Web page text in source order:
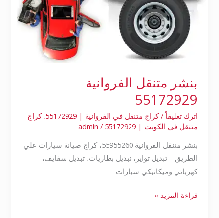
بنشر متنقل الفروانية
55172929
اترك تعليقاً /كراج متنقل في الفروانية | 55172929 ,كراج
متنقل في الكويت | 55172929
/
admin
بنشر متنقل الفروانية 55955260، كراج صيانة سيارات علي
الطريق – تبديل تواير، تبديل بطاريات، تبديل سفايف،
كهربائي وميكانيكي سيارات
قراءة المزيد »